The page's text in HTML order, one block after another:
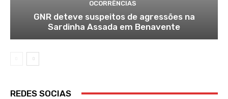
OCORRÊNCIAS
GNR deteve suspeitos de agressões na
Sardinha Assada em Benavente
REDES SOCIAS